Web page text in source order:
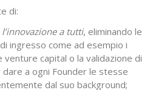
di:
a tutti, eliminando le
ingresso come ad esempio i
capital o la validazione di
a ogni Founder le stesse
dal suo background;